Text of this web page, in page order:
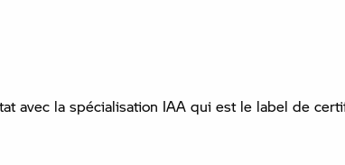
avec la spécialisation IAA qui est le label de